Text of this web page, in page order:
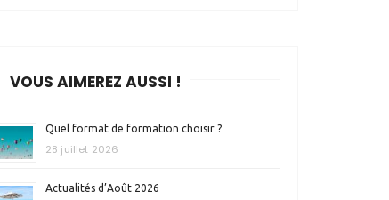
VOUS AIMEREZ AUSSI !
Quel format de formation choisir ?
28 juillet 2026
Actualités d’Août 2026